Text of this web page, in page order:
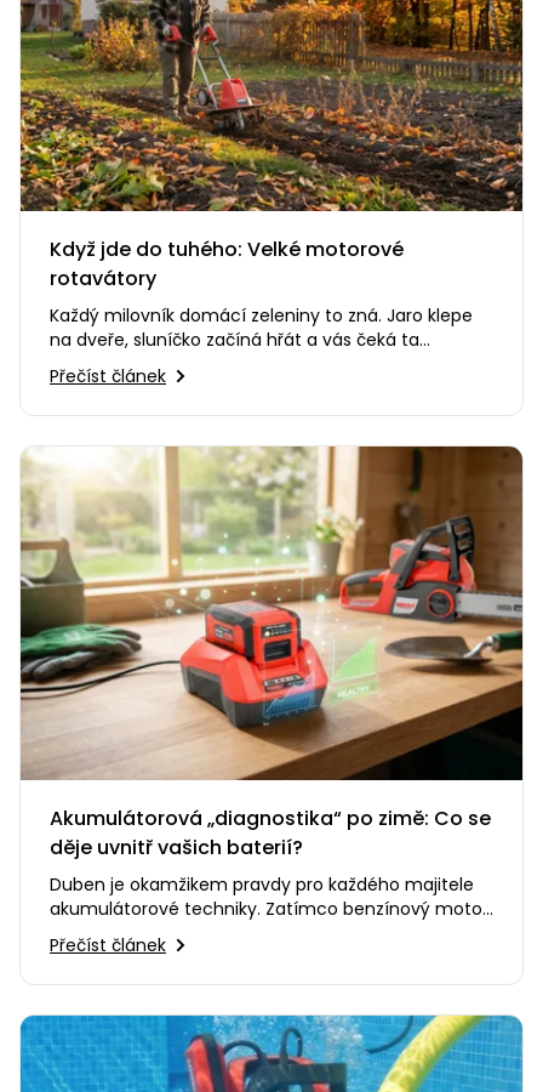
Když jde do tuhého: Velké motorové
rotavátory
Každý milovník domácí zeleniny to zná. Jaro klepe
na dveře, sluníčko začíná hřát a vás čeká ta
nejméně oblíbená část…
Přečíst článek
Akumulátorová „diagnostika“ po zimě: Co se
děje uvnitř vašich baterií?
Duben je okamžikem pravdy pro každého majitele
akumulátorové techniky. Zatímco benzínový motor
buď naskočí, nebo ne,…
Přečíst článek